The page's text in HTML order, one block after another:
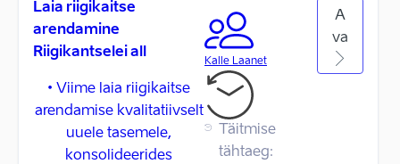
Laia riigikaitse
arendamine
Riigikantselei all
• Viime laia riigikaitse
arendamise kvalitatiivselt
uuele tasemele,
konsolideerides
Kalle Laanet
Täitmise
tähtaeg:
A
va